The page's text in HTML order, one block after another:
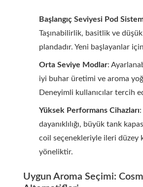
Başlangıç Seviyesi Pod
Taşınabilirlik, basitlik ve düşük
plandadır. Yeni başlayanlar
Orta Seviye Modlar:
iyi buhar üretimi ve aroma
Deneyimli kullanıcılar tercih
Yüksek Performans Cihazları
dayanıklılığı, büyük tank
coil seçenekleriyle ileri düzey
yöneliktir.
Uygun Aroma Seçimi: